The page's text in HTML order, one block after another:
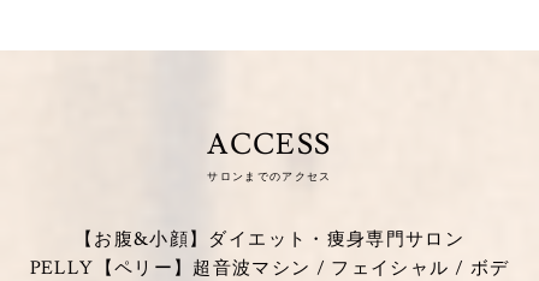
ACCESS
サロンまでのアクセス
【お腹&小顔】ダイエット・痩身専門サロン
PELLY【ペリー】超音波マシン / フェイシャル / ボデ